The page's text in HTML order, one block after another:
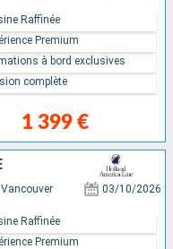
1 399 €
Raffinée
Premium
à bord exclusives
complète
Vancouver 03/10/2026
Raffinée
Premium